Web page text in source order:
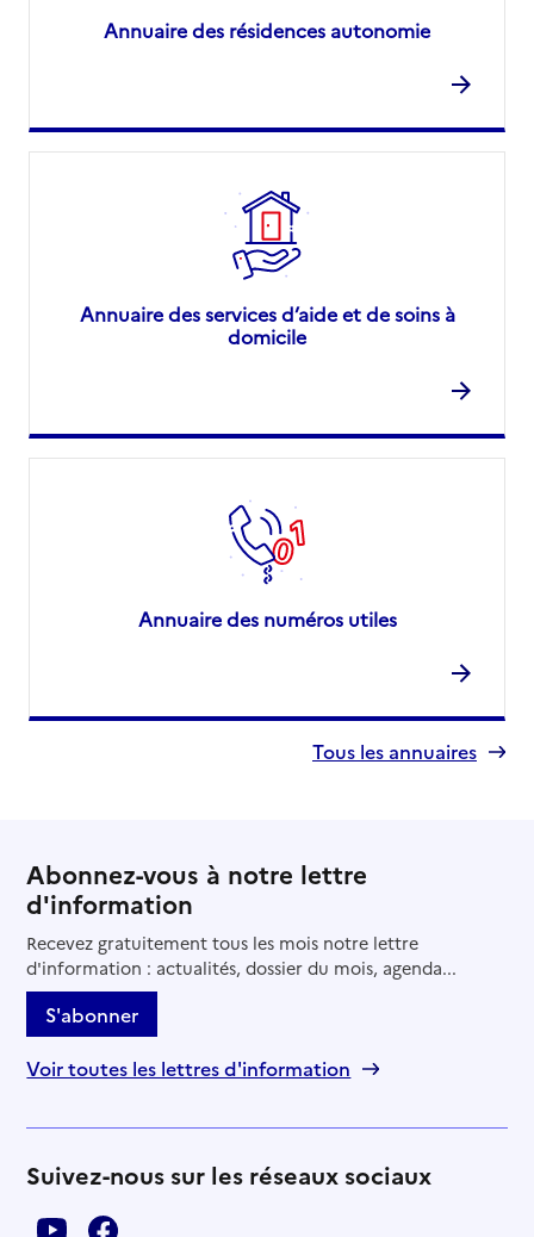
Annuaire des résidences autonomie
Annuaire des services d’aide et de soins à
domicile
Annuaire des numéros utiles
Tous les annuaires
Abonnez-vous à notre lettre
d'information
Recevez gratuitement tous les mois notre lettre
d'information : actualités, dossier du mois, agenda...
S'abonner
Voir toutes les lettres d'information
Suivez-nous sur les réseaux sociaux